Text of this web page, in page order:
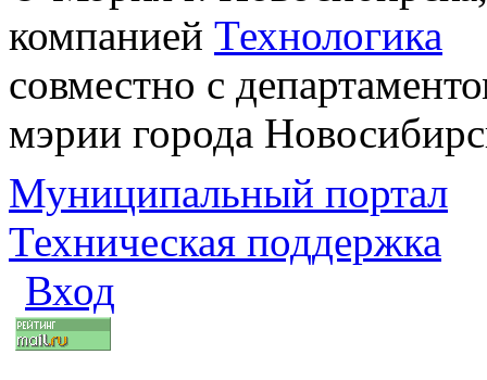
компанией Технологика
совместно с
мэрии города
Муниципальный портал
Техническая поддержка
Вход